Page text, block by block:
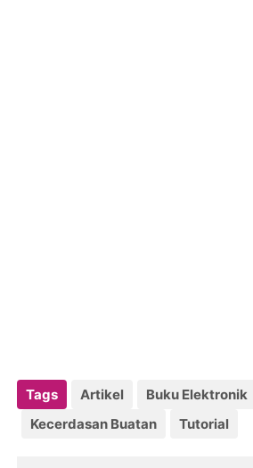
Tags Artikel Buku Elektronik
Kecerdasan Buatan
Tutorial